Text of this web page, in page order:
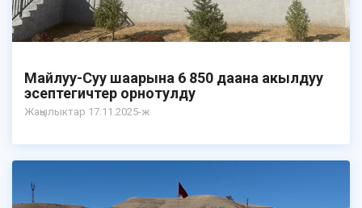
Майлуу-Суу шаарына 6 850 даана акылдуу
эсептегичтер орнотулду
Жаңылыктар 17.11.2025-ж